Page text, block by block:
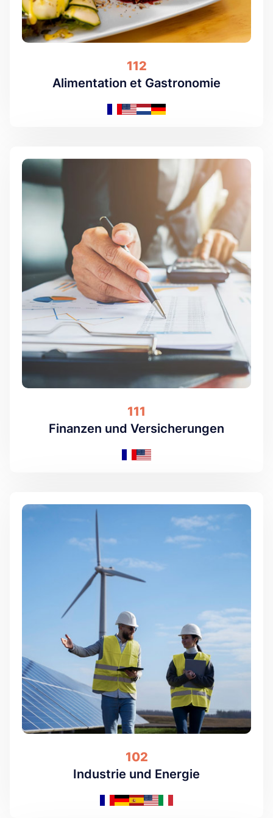
112
Alimentation et Gastronomie
111
Finanzen und Versicherungen
102
Industrie und Energie